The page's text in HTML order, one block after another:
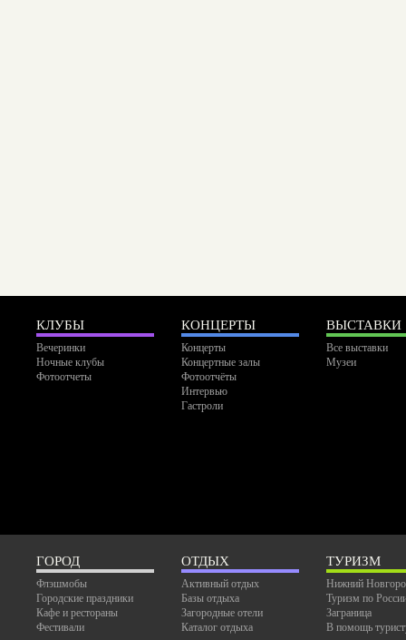
КЛУБЫ
Вечеринки
Ночные клубы
Фотоотчеты
КОНЦЕРТЫ
Концерты
Концертные залы
Фотоотчёты
Интервью
Гастроли
ВЫСТАВКИ
Все выставки
Музеи
ГОРОД
Флэшмобы
Городские праздники
Кафе и рестораны
Фестивали
ОТДЫХ
Активный отдых
Базы отдыха
Загородные отели
Каталог отдыха
ТУРИЗМ
Нижний
Туризм по
Заграница
В помощь